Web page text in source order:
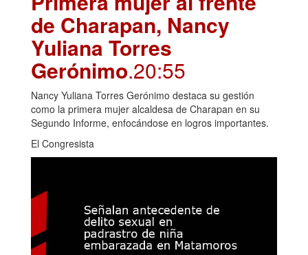
de Charapan, Nancy
Yuliana Torres
Gerónimo.20:55
Nancy Yuliana Torres Gerónimo destaca su gestión
como la primera mujer alcaldesa de Charapan en su
Segundo Informe, enfocándose en logros importantes.
El Congresista